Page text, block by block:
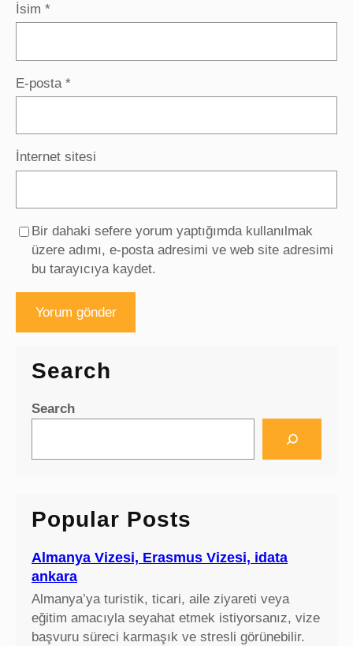
İsim *
E-posta *
İnternet sitesi
Bir dahaki sefere yorum yaptığımda kullanılmak
üzere adımı, e-posta adresimi ve web site adresimi
bu tarayıcıya kaydet.
Search
Search
Popular Posts
Almanya Vizesi, Erasmus Vizesi, idata
ankara
Almanya’ya turistik, ticari, aile ziyareti veya
eğitim amacıyla seyahat etmek istiyorsanız, vize
başvuru süreci karmaşık ve stresli görünebilir.